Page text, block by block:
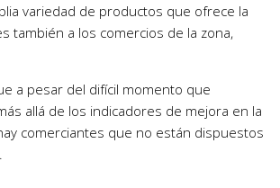
variedad de productos que ofrece la
también a los comercios de la zona,
a pesar del difícil momento que
allá de los indicadores de mejora en la
comerciantes que no están dispuestos